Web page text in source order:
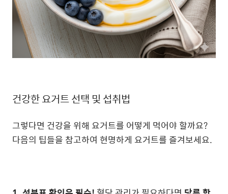
건강한 요거트 선택 및 섭취법
그렇다면 건강을 위해 요거트를 어떻게 먹어야 할까요?
다음의 팁들을 참고하여 현명하게 요거트를 즐겨보세요.